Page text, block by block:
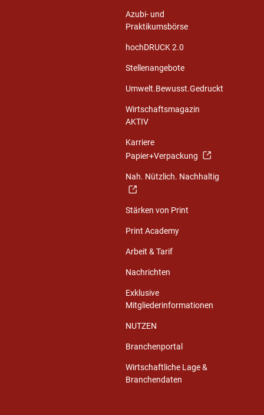
Azubi- und
Praktikumsbörse
hochDRUCK 2.0
Stellenangebote
Umwelt.Bewusst.Gedruckt
Wirtschaftsmagazin
AKTIV
Karriere
Papier+Verpackung
Nah. Nützlich. Nachhaltig
Stärken von Print
Print Academy
Arbeit & Tarif
Nachrichten
Exklusive
Mitgliederinformationen
NUTZEN
Branchenportal
Wirtschaftliche Lage &
Branchendaten